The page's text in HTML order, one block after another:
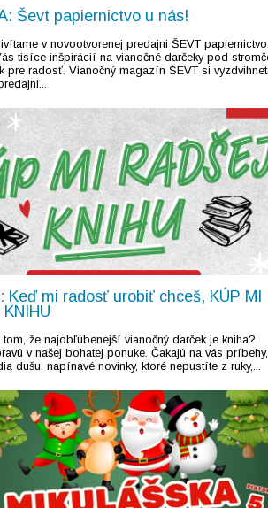
Ševt papiernictvo u nás!
v novootvorenej predajni ŠEVT
tisíce inšpirácií na vianočné darčeky pod
pre radosť. Vianočný magazín ŠEVT si
Keď mi radosť urobiť chceš, KÚP MI
že najobľúbenejší vianočný darček je kniha?
v našej bohatej ponuke. Čakajú na vás príbehy,
dušu, napínavé novinky, ktoré nepustíte z ruky,...